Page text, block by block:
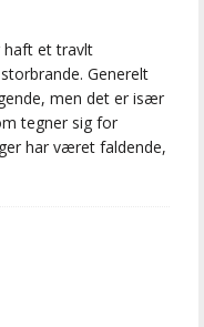
haft et travlt
Generelt
men det er især
tegner sig for
har været faldende,